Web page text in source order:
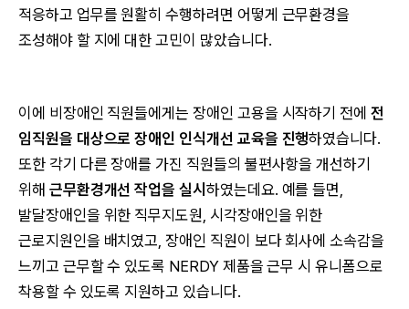
적응하고 업무를 원활히 수행하려면 어떻게 근무환경을
조성해야 할 지에 대한 고민이 많았습니다.
이에 비장애인 직원들에게는 장애인 고용을 시작하기 전에전
임직원을 대상으로 장애인 인식개선 교육을 진행하였습니다.
또한 각기 다른 장애를 가진 직원들의 불편사항을 개선하기
위해 근무환경개선 작업을 실시 하였는데요. 예를 들면,
발달장애인을 위한 직무지도원, 시각장애인을 위한
근로지원인을 배치였고, 장애인 직원이 보다 회사에 소속감을
느끼고 근무할 수 있도록 NERDY 제품을 근무 시 유니폼으로
착용할 수 있도록 지원하고 있습니다.